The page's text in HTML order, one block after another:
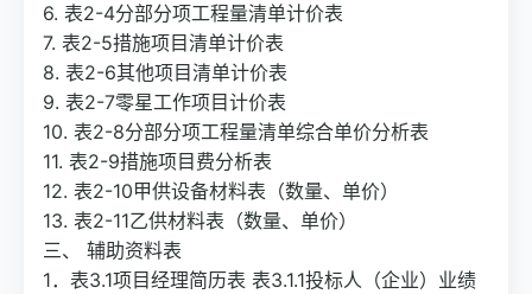
6. 表2-4分部分项工程量清单计价表
7. 表2-5措施项目清单计价表
8. 表2-6其他项目清单计价表
9. 表2-7零星工作项目计价表
10. 表2-8分部分项工程量清单综合单价分析表
11. 表2-9措施项目费分析表
12. 表2-10甲供设备材料表（数量、单价）
13. 表2-11乙供材料表（数量、单价）
三、 辅助资料表
1．表3.1项目经理简历表 表3.1.1投标人（企业）业绩